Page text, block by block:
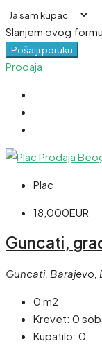
Slanjem ovog
Pošalji poruku
Prodaja
Plac
18,000EUR
Guncati,
Guncati, Barajevo,
0 m2
Krevet: 0
Kupatilo: 0